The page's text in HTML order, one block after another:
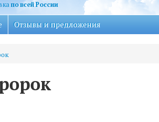
по всей России
Отзывы и предложения